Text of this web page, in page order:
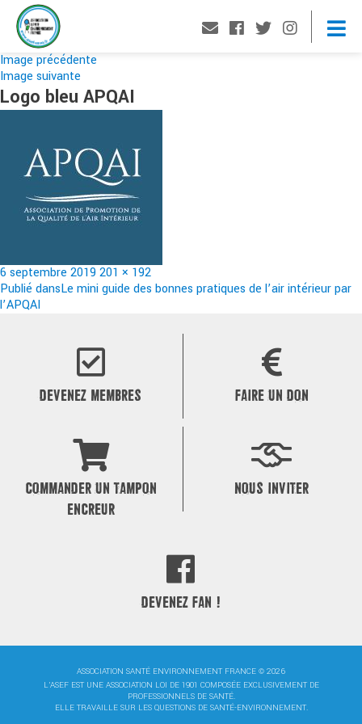
Image précédente
Image suivante
Logo bleu APQAI
Publié
le
6 septembre 2019Taille
réelle
201 × 192
Navigation
de
Publié dansLe mini guide des bonnes pratiques de l’air intérieur par
l’APQAI
DEVENEZ MEMBRES FAIRE UN DON
COMMANDER UN TAMPON
ENCREUR
NOUS INVITER
DEVENEZ FAN !
ASSOCIATION SANTÉ ENVIRONNEMENT FRANCE © 2026
L'ASEF EST UNE ASSOCIATION LOI DE 1901 COMPOSÉE EXCLUSIVEMENT DE
PROFESSIONNELS DE SANTÉ.
ELLE TRAVAILLE SUR LES QUESTIONS DE SANTÉ-ENVIRONNEMENT.